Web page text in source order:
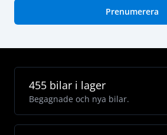
Prenumerera
455 bilar i lager
Begagnade och nya bilar.